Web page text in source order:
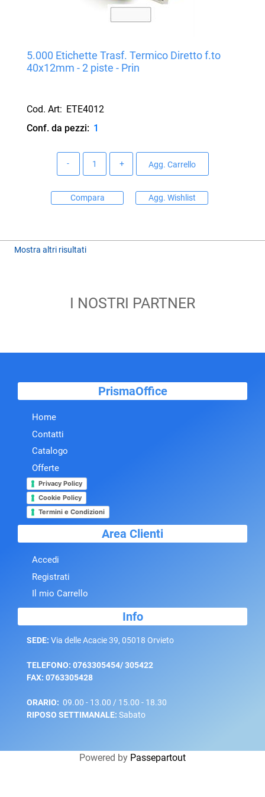
5.000 Etichette Trasf. Termico Diretto f.to
40x12mm - 2 piste - Prin
Cod. Art: ETE4012
Conf. da pezzi: 1
Agg. Carrello
Compara Agg. Wishlist
Mostra altri risultati
I NOSTRI PARTNER
PrismaOffice
Home
Contatti
Catalogo
Offerte
Privacy Policy
Cookie Policy
Termini e Condizioni
Area Clienti
Accedi
Registrati
Il mio Carrello
Info
SEDE: Via delle Acacie 39, 05018 Orvieto
TELEFONO: 0763305454/ 305422
FAX: 0763305428
ORARIO: 09.00 - 13.00 / 15.00 - 18.30
RIPOSO SETTIMANALE: Sabato
Powered by Passepartout